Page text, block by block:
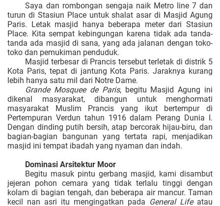
Saya dan rombongan sengaja naik Metro line 7 dan
turun di Stasiun Place untuk shalat asar di Masjid Agung
Paris. Letak masjid hanya beberapa meter dari Stasiun
Place. Kita sempat kebingungan karena tidak ada tanda-
tanda ada masjid di sana, yang ada jalanan dengan toko-
toko dan pemukiman penduduk.
Masjid terbesar di Prancis tersebut terletak di distrik 5
Kota Paris, tepat di jantung Kota Paris. Jaraknya kurang
lebih hanya satu mil dari Notre Dame.
Grande Mosquee de Paris, begitu Masjid Agung ini
dikenal masyarakat, dibangun untuk menghormati
masyarakat Muslim Prancis yang ikut bertempur di
Pertempuran Verdun tahun 1916 dalam Perang Dunia I.
Dengan dinding putih bersih, atap bercorak hijau-biru, dan
bagian-bagian bangunan yang tertata rapi, menjadikan
masjid ini tempat ibadah yang nyaman dan indah.
Dominasi Arsitektur Moor
Begitu masuk pintu gerbang masjid, kami disambut
jejeran pohon cemara yang tidak terlalu tinggi dengan
kolam di bagian tengah, dan beberapa air mancur. Taman
kecil nan asri itu mengingatkan pada General Lifeatau